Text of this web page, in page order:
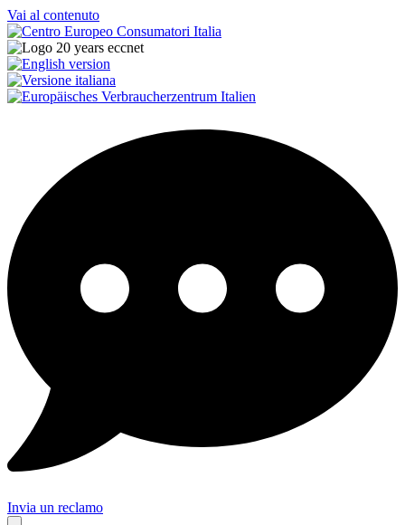
Vai al contenuto
Invia un reclamo